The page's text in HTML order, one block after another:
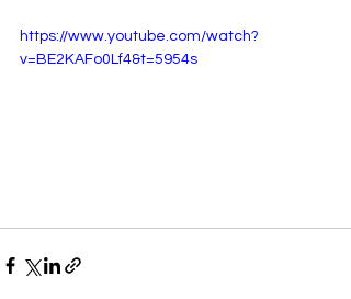
https://www.youtube.com/watch?
v=BE2KAFo0Lf4&t=5954s